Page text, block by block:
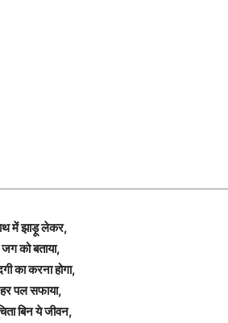
में झाड़ू लेकर,
जग को बताया,
का करना होगा,
हर पल सफाया,
बिन ये जीवन,